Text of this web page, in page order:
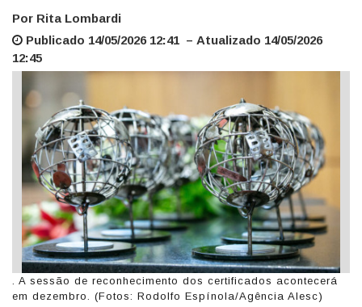
Por Rita Lombardi
Publicado 14/05/2026 12:41 – Atualizado 14/05/2026
12:45
. A sessão de reconhecimento dos certificados acontecerá
em dezembro. (Fotos: Rodolfo Espínola/Agência Alesc)